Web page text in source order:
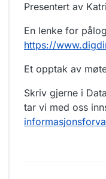
Presentert av
En lenke for
https://
Et opptak av
Skriv gjerne i
tar vi med oss